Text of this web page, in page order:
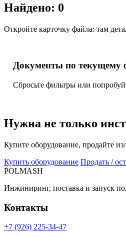
Найдено: 0
Откройте карточку файла: там
Документы по текущему
Сбросьте фильтры или
Нужна не только
Купите оборудование, продайте
Купить оборудование Продать /
POLMASH
Инжиниринг, поставка и запуск
Контакты
+7 (926) 225-34-47